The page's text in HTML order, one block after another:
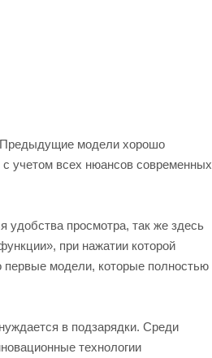
Предыдущие модели хорошо
учетом всех нюансов современных
просмотра, так же здесь
при нажатии которой
первые модели, которые полностью
в подзарядки. Среди
технологии